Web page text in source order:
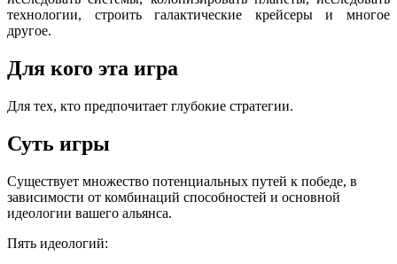
технологии, строить галактические крейсеры и многое
другое.
Для кого эта игра
Для тех, кто предпочитает глубокие стратегии.
Суть игры
Существует множество потенциальных путей к победе, в
зависимости от комбинаций способностей и основной
идеологии вашего альянса.
Пять идеологий: